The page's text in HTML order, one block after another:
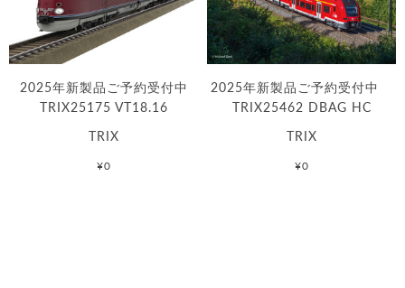
2025年新製品ご予約受付中
TRIX25175 VT18.16
TRIX
¥0
2025年新製品ご予約受付中
TRIX25462 DBAG HC
TRIX
¥0